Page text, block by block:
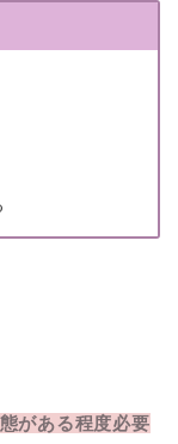
がある程度必要